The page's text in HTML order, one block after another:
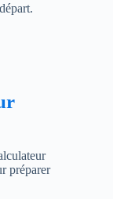
préparer